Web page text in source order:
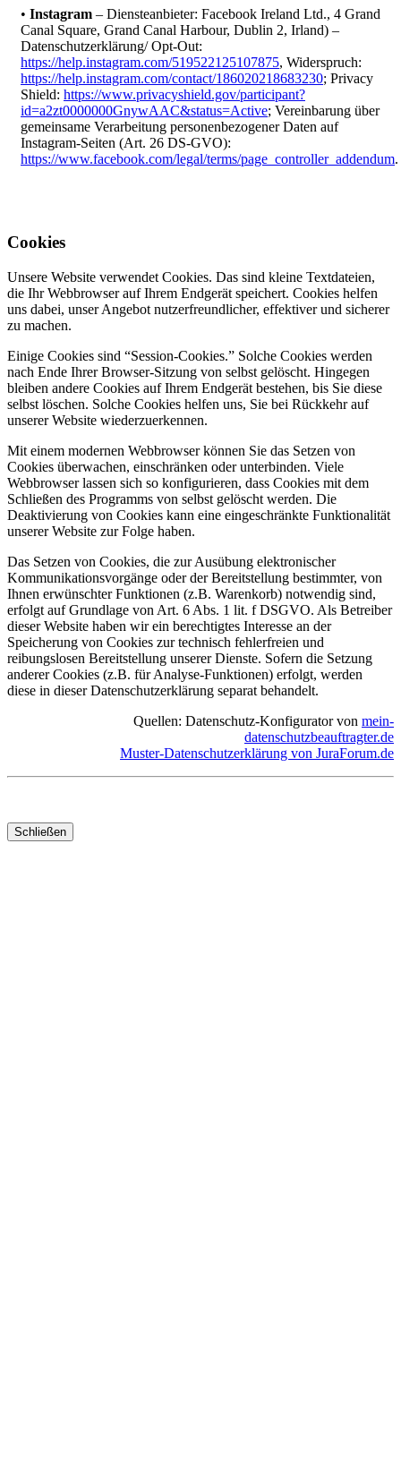
• Instagram – Diensteanbieter: Facebook Ireland Ltd., 4 Grand
Canal Square, Grand Canal Harbour, Dublin 2, Irland) –
Datenschutzerklärung/ Opt-Out:
https://help.instagram.com/519522125107875, Widerspruch:
https://help.instagram.com/contact/186020218683230; Privacy
Shield: https://www.privacyshield.gov/participant?
id=a2zt0000000GnywAAC&status=Active; Vereinbarung über
gemeinsame Verarbeitung personenbezogener Daten auf
Instagram-Seiten (Art. 26 DS-GVO):
https://www.facebook.com/legal/terms/page_controller_addendum.
Cookies
Unsere Website verwendet Cookies. Das sind kleine Textdateien,
die Ihr Webbrowser auf Ihrem Endgerät speichert. Cookies helfen
uns dabei, unser Angebot nutzerfreundlicher, effektiver und sicherer
zu machen.
Einige Cookies sind “Session-Cookies.” Solche Cookies werden
nach Ende Ihrer Browser-Sitzung von selbst gelöscht. Hingegen
bleiben andere Cookies auf Ihrem Endgerät bestehen, bis Sie diese
selbst löschen. Solche Cookies helfen uns, Sie bei Rückkehr auf
unserer Website wiederzuerkennen.
Mit einem modernen Webbrowser können Sie das Setzen von
Cookies überwachen, einschränken oder unterbinden. Viele
Webbrowser lassen sich so konfigurieren, dass Cookies mit dem
Schließen des Programms von selbst gelöscht werden. Die
Deaktivierung von Cookies kann eine eingeschränkte Funktionalität
unserer Website zur Folge haben.
Das Setzen von Cookies, die zur Ausübung elektronischer
Kommunikationsvorgänge oder der Bereitstellung bestimmter, von
Ihnen erwünschter Funktionen (z.B. Warenkorb) notwendig sind,
erfolgt auf Grundlage von Art. 6 Abs. 1 lit. f DSGVO. Als Betreiber
dieser Website haben wir ein berechtigtes Interesse an der
Speicherung von Cookies zur technisch fehlerfreien und
reibungslosen Bereitstellung unserer Dienste. Sofern die Setzung
anderer Cookies (z.B. für Analyse-Funktionen) erfolgt, werden
diese in dieser Datenschutzerklärung separat behandelt.
Quellen: Datenschutz-Konfigurator von mein-
datenschutzbeauftragter.de
Muster-Datenschutzerklärung von JuraForum.de
Schließen